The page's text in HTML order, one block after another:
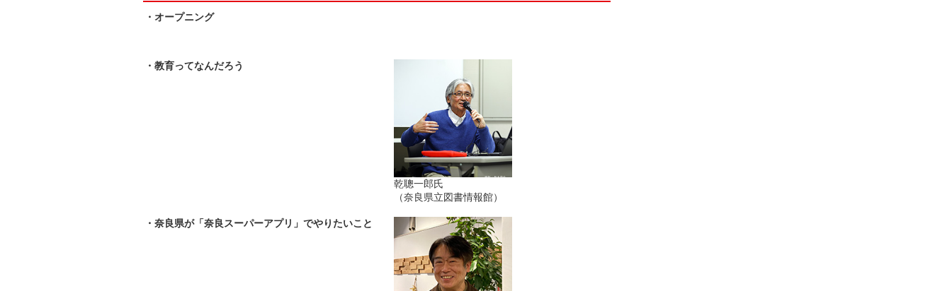
・オープニング
・教育ってなんだろう
乾聰一郎氏
（奈良県立図書情報館）
・奈良県が「奈良スーパーアプリ」でやりたいこと